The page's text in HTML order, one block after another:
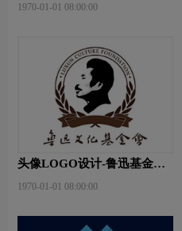
1970-01-01 08:00:00
头像LOGO设计-鲁迅基金会
1970-01-01 08:00:00